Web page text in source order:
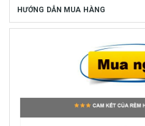
HƯỚNG DẪN MUA HÀNG